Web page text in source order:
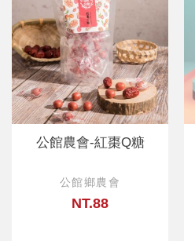
公館農會-紅棗Q糖
公館鄉農會
NT.88